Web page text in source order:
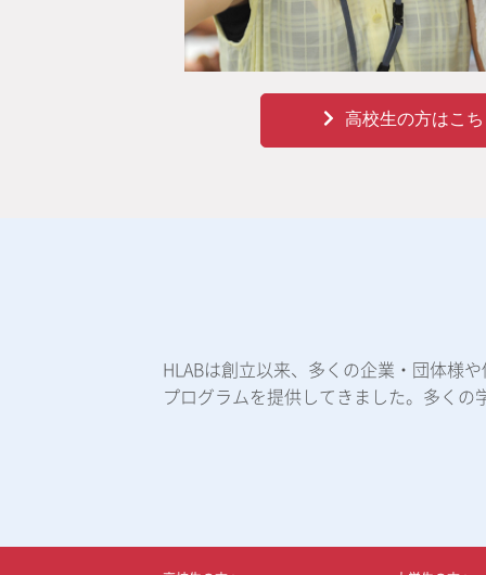
高校生の方はこ
HLABは創立以来、多くの企業・団体様
プログラムを提供してきました。多く